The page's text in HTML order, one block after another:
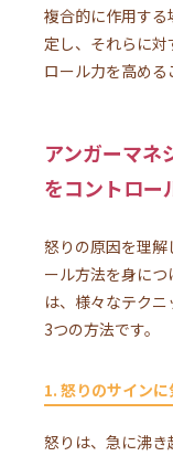
複合的に作用す
定し、それらに
ロール力を高める
アンガーマネ
をコントロー
怒りの原因を理解
ール方法を身に
は、様々なテク
3つの方法です。
1. 怒りのサインに
怒りは、急に沸き